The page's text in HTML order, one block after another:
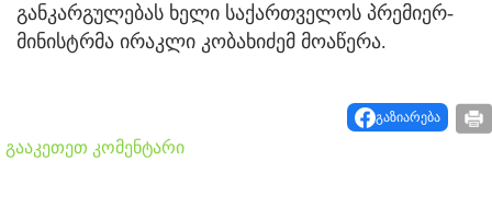
განკარგულებას ხელი საქართველოს პრემიერ-
მინისტრმა ირაკლი კობახიძემ მოაწერა.
გაზიარება
გააკეთეთ კომენტარი